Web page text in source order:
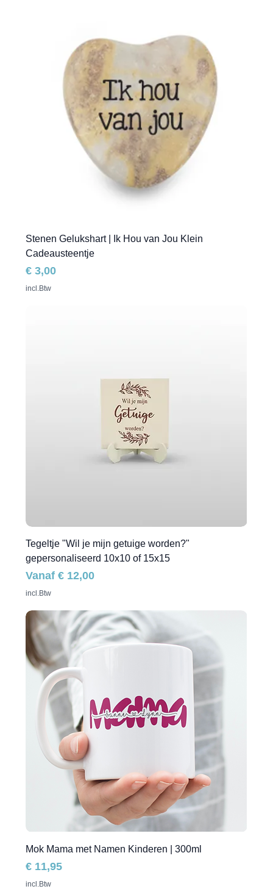
Stenen Gelukshart | Ik Hou van Jou Klein
Cadeausteentje
Prijs
€ 3,00
incl.Btw
Tegeltje "Wil je mijn getuige worden?"
gepersonaliseerd 10x10 of 15x15
Vanaf€ 12,00
Verkoopprijs
incl.Btw
Mok Mama met Namen Kinderen | 300ml
Prijs
€ 11,95
incl.Btw